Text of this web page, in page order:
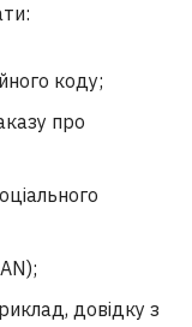
коду;
про
довідку з